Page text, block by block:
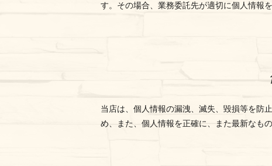
す。その場合、業務委託先が適切に個人情報
当店は、個人情報の漏洩、滅失、毀損等を防
め、また、個人情報を正確に、また最新なも